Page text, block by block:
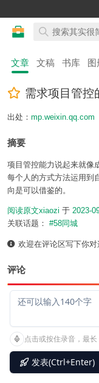
文章 文稿 书库 图
需求项目管控
出处： mp.weixin.qq.com
摘要
项目管控能力说起来就像
每个人的方式方法运用到
向是可以借鉴的。
阅读原文xiaozi 于 2023-
关联话题： #58同城
欢迎在评论区写下你对
评论